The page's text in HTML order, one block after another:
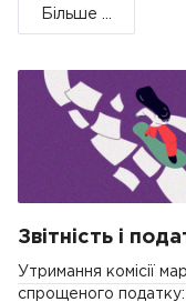
Більше ...
Звітність і
Утримання комісії
спрощеного